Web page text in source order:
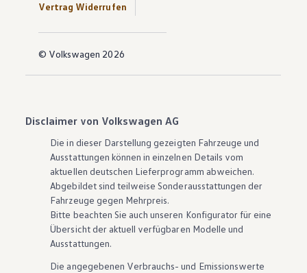
Vertrag Widerrufen
© Volkswagen 2026
Disclaimer von Volkswagen AG
Die in dieser Darstellung gezeigten Fahrzeuge und
Ausstattungen können in einzelnen Details vom
aktuellen deutschen Lieferprogramm abweichen.
Abgebildet sind teilweise Sonderausstattungen der
Fahrzeuge gegen Mehrpreis.
Bitte beachten Sie auch unseren Konfigurator für eine
Übersicht der aktuell verfügbaren Modelle und
Ausstattungen.
Die angegebenen Verbrauchs- und Emissionswerte